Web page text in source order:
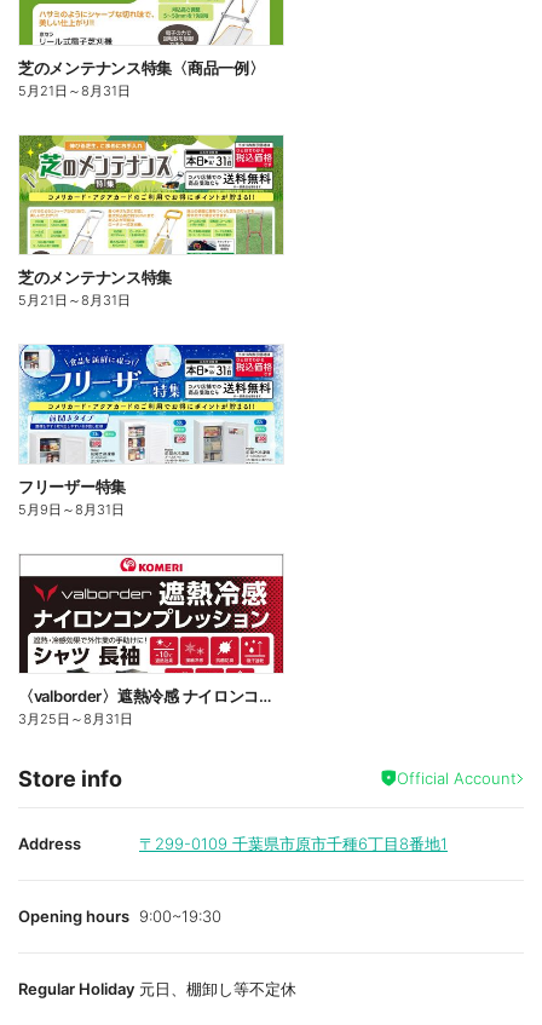
芝のメンテナンス特集〈商品一例〉
5月21日 ～8月31日
芝のメンテナンス特集
5月21日 ～8月31日
フリーザー特集
5月9日 ～8月31日
〈valborder〉遮熱冷感 ナイロンコンプレッション
3月25日 ～8月31日
Store info Official Account
Address 〒299-0109 千葉県市原市千種6丁目8番地1
Opening hours 9:00~19:30
Regular Holiday 元日、棚卸し等不定休